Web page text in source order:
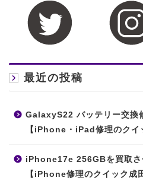
最近の投稿
GalaxyS22 バッテリー交換
【iPhone・iPad修理のクイ
iPhone17e 256GBを買取
【iPhone修理のクイック成